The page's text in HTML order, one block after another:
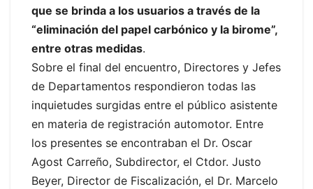
que se brinda a los usuarios a través de la
“eliminación del papel carbónico y la birome”,
entre otras medidas.
Sobre el final del encuentro, Directores y Jefes
de Departamentos respondieron todas las
inquietudes surgidas entre el público asistente
en materia de registración automotor. Entre
los presentes se encontraban el Dr. Oscar
Agost Carreño, Subdirector, el Ctdor. Justo
Beyer, Director de Fiscalización, el Dr. Marcelo